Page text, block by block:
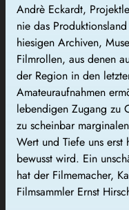
Andrè Eckardt,
nie das
hiesigen Archiven,
Filmrollen, aus denen
der Region in den
Amateuraufnahmen
lebendigen Zugang zu
zu scheinbar
Wert und Tiefe uns
bewusst wird. Ein
hat der Filmemacher,
Filmsammler Ernst